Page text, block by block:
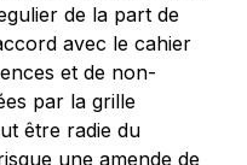
de la part de
avec le cahier
et de non-
par la grille
être radie du
une amende de